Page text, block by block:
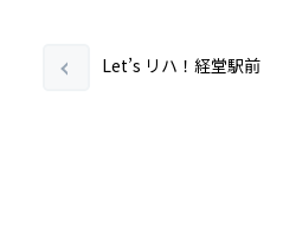
Let’s リハ！経堂駅前